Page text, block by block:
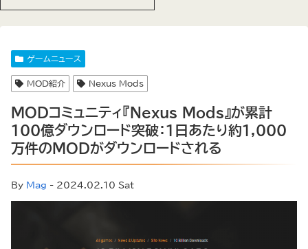
ゲームニュース
MOD紹介 Nexus Mods
MODコミュニティ『Nexus Mods』が累計
100億ダウンロード突破：1日あたり約1,000
万件のMODがダウンロードされる
By Mag - 2024.02.10 Sat